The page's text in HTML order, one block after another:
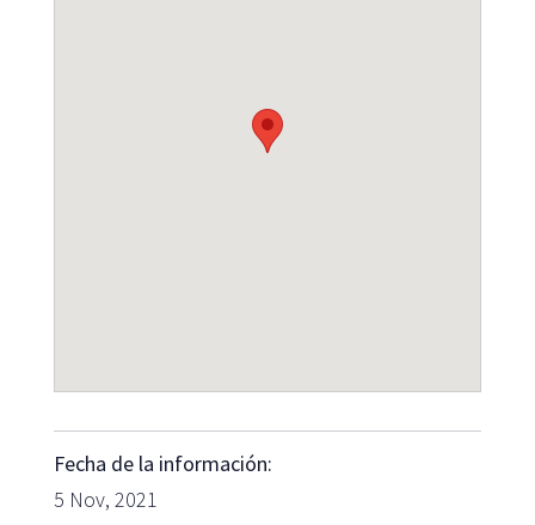
Fecha de la información:
5 Nov, 2021